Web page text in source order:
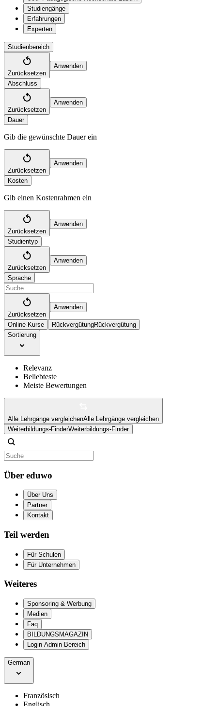
Studiengänge
Erfahrungen
Experten
Studienbereich
Zurücksetzen
Anwenden
Abschluss
Zurücksetzen
Anwenden
Dauer
Gib die gewünschte Dauer ein
Zurücksetzen
Anwenden
Kosten
Gib einen Kostenrahmen ein
Zurücksetzen
Anwenden
Studientyp
Zurücksetzen
Anwenden
Sprache
Zurücksetzen
Anwenden
Online-Kurse RückvergütungRückvergütung
Sortierung
Relevanz
Beliebteste
Meiste Bewertungen
Alle Lehrgänge vergleichenAlle Lehrgänge vergleichen
Weiterbildungs-FinderWeiterbildungs-Finder
Über eduwo
Über Uns
Partner
Kontakt
Teil werden
Für Schulen
Für Unternehmen
Weiteres
Sponsoring & Werbung
Medien
Faq
BILDUNGSMAGAZIN
Login Admin Bereich
German
Französisch